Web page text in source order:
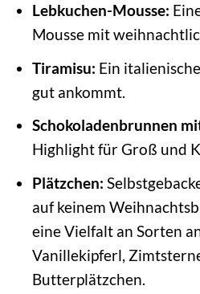
Lebkuchen-Mousse:
Mousse mit
Tiramisu: Ein
gut ankommt.
Schokoladenbrunnen
Highlight für Groß und
Plätzchen:
auf keinem
eine Vielfalt an Sorten
Vanillekipferl,
Butterplätzchen.